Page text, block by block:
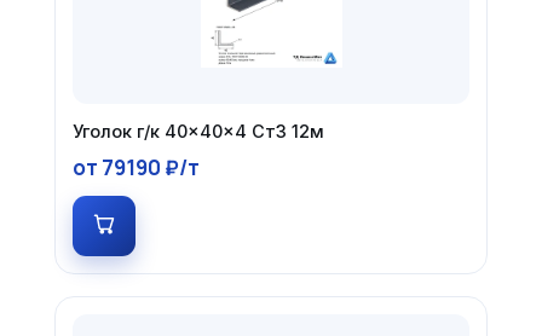
Уголок г/к 40×40×4 Ст3 12м
от 79190 ₽/т